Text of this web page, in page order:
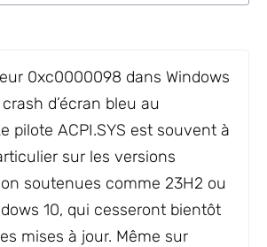
0xc0000098 dans Windows
d’écran bleu au
pilote ACPI.SYS est souvent à
sur les versions
soutenues comme 23H2 ou
10, qui cesseront bientôt
mises à jour. Même sur